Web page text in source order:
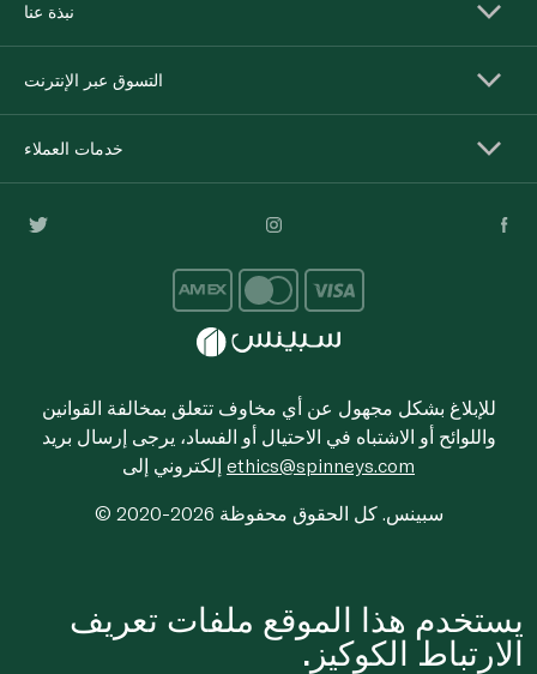
نبذة عنا
التسوق عبر الإنترنت
خدمات العملاء
للإبلاغ بشكل مجهول عن أي مخاوف تتعلق بمخالفة القوانين
واللوائح أو الاشتباه في الاحتيال أو الفساد، يرجى إرسال بريد
ethics@spinneys.com
© 2020-2026 سبينس. كل الحقوق محفوظة
يستخدم هذا الموقع ملفات تعريف
الارتباط الكوكيز.